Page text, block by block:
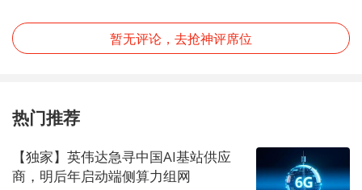
暂无评论，去抢神评席位
热门推荐
【独家】英伟达急寻中国AI基站供应
商，明后年启动端侧算力组网